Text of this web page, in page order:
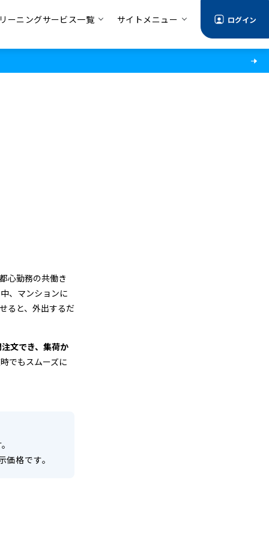
ーニングサービス一覧 サイトメニュー ログイン
心勤務の共働き
、マンションに
ると、外出するだ
文でき、集荷か
でもスムーズに
価格です。